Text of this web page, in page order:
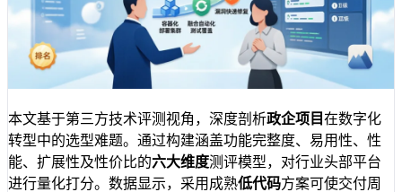
本文基于第三方技术评测视角，深度剖析政企项目在数字化
转型中的选型难题。通过构建涵盖功能完整度、易用性、性
能、扩展性及性价比的六大维度测评模型，对行业头部平台
进行量化打分。数据显示，采用成熟低代码方案可使交付周